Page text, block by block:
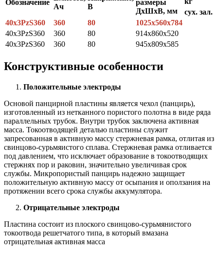
Обозначение
Ач
В
размеры
ДхШхВ, мм
сух. зал.
40х3РzS360
360 80
1025х560х784
40x3PzS360
360 80
914x860x520
40x3PzS360
360 80 945x809x585
Конструктивные особенности
Положительные электроды
Основой панцирной пластины является чехол (панцирь),
изготовленный из нетканного пористого полотна в виде ряда
параллельных трубок. Внутри трубок заключена активная
масса. Токоотводящей деталью пластины служит
запресованная в активную массу стержневая рамка, отлитая из
свинцово-сурьмяистого сплава. Стержневая рамка отливается
под давлением, что исключает образование в токоотводящих
стержнях пор и раковин, значительно увеличивая срок
службы. Микропористый панцирь надежно защищает
положительную активную массу от осыпания и оползания на
протяжении всего срока службы аккумулятора.
Отрицательные электроды
Пластина состоит из плоского свинцово-сурьмянистого
токоотвода решетчатого типа, в который вмазана
отрицательная активная масса